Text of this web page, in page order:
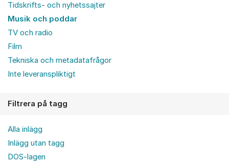
Tidskrifts- och nyhetssajter
Musik och poddar
TV och radio
Film
Tekniska och metadatafrågor
Inte leveranspliktigt
Filtrera på tagg
Alla inlägg
Inlägg utan tagg
DOS-lagen